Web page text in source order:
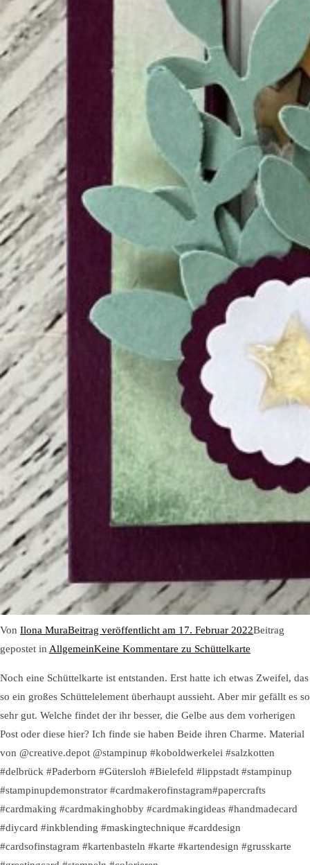
Von Ilona MuraBeitrag veröffentlicht am 17. Februar 2022Beitrag
gepostet in AllgemeinKeine Kommentare zu Schüttelkarte
Noch eine Schüttelkarte ist entstanden. Erst hatte ich etwas Zweifel, das
so ein großes Schüttelelement überhaupt aussieht. Aber mir gefällt es so
sehr gut. Welche findet der ihr besser, die Gelbe aus dem vorherigen
Post oder diese hier? Ich finde sie haben Beide ihren Charme. Material
von @creative.depot @stampinup #koboldwerkelei #salzkotten
#delbrück #Paderborn #Gütersloh #Bielefeld #lippstadt #stampinup
#stampinupdemonstrator #cardmakerofinstagram#papercrafts
#cardmaking #cardmakinghobby #cardmakingideas #handmadecard
#diycard #inkblending #maskingtechnique #carddesign
#cardsofinstagram #kartenbasteln #karte #kartendesign #grusskarte